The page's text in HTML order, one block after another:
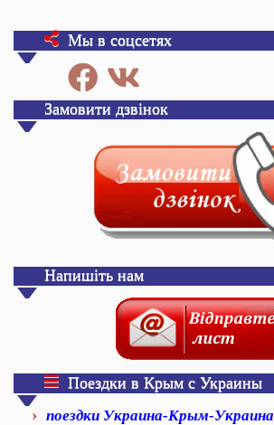
Мы в соцсетях
Замовити дзвінок
Напишіть нам
Поездки в Крым с Украины
поездки Украина-Крым-Украина